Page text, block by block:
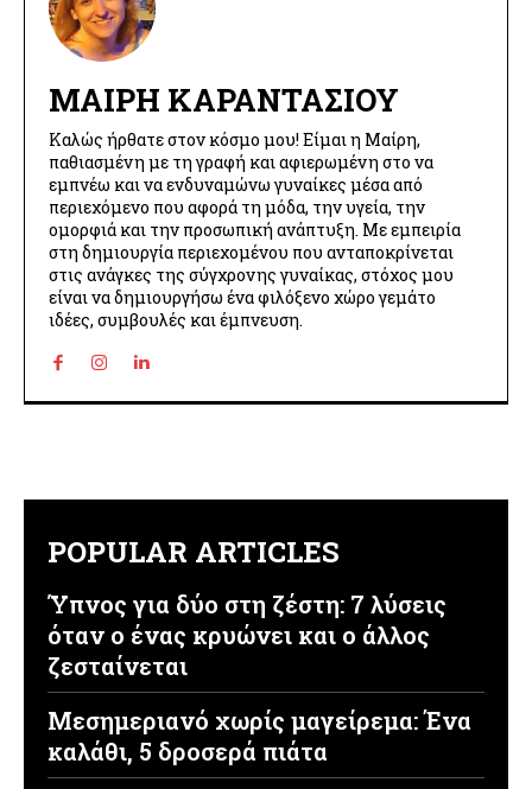
ΜΑΊΡΗ ΚΑΡΑΝΤΆΣΙΟΥ
Καλώς ήρθατε στον κόσμο μου! Είμαι η Μαίρη,
παθιασμένη με τη γραφή και αφιερωμένη στο να
εμπνέω και να ενδυναμώνω γυναίκες μέσα από
περιεχόμενο που αφορά τη μόδα, την υγεία, την
ομορφιά και την προσωπική ανάπτυξη. Με εμπειρία
στη δημιουργία περιεχομένου που ανταποκρίνεται
στις ανάγκες της σύγχρονης γυναίκας, στόχος μου
είναι να δημιουργήσω ένα φιλόξενο χώρο γεμάτο
ιδέες, συμβουλές και έμπνευση.
POPULAR ARTICLES
Ύπνος για δύο στη ζέστη: 7 λύσεις
όταν ο ένας κρυώνει και ο άλλος
ζεσταίνεται
Μεσημεριανό χωρίς μαγείρεμα: Ένα
καλάθι, 5 δροσερά πιάτα